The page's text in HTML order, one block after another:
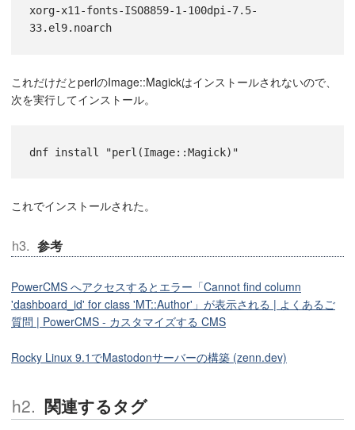
xorg-x11-fonts-ISO8859-1-100dpi-7.5-
33.el9.noarch
これだけだとperlのImage::Magickはインストールされないので、
次を実行してインストール。
dnf install "perl(Image::Magick)"
これでインストールされた。
参考
PowerCMS へアクセスするとエラー「Cannot find column
'dashboard_id' for class 'MT::Author'」が表示される | よくあるご
質問 | PowerCMS - カスタマイズする CMS
Rocky Linux 9.1でMastodonサーバーの構築 (zenn.dev)
関連するタグ